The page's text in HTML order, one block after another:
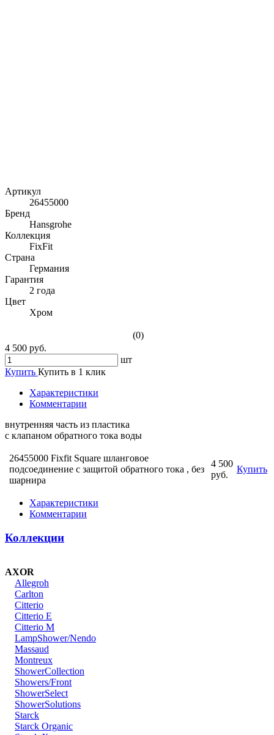
Артикул
26455000
Бренд
Hansgrohe
Коллекция
FixFit
Страна
Германия
Гарантия
2 года
Цвет
Хром
(0)
4 500 руб.
шт
Купить Купить в 1 клик
Характеристики
Комментарии
внутренняя часть из пластика
с клапаном обратного тока воды
26455000 Fixfit Square шланговое
подсоединение с защитой обратного тока , без
шарнира
4 500
руб.
Купить
Характеристики
Комментарии
Коллекции
AXOR
Allegroh
Carlton
Citterio
Citterio E
Citterio M
LampShower/Nendo
Massaud
Montreux
ShowerCollection
Showers/Front
ShowerSelect
ShowerSolutions
Starck
Starck Organic